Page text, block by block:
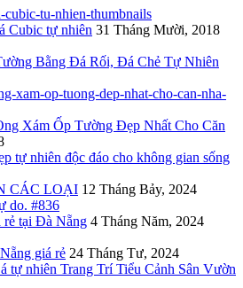
Cubic tự nhiên 31 Tháng Mười, 2018
Bằng Đá Rối, Đá Chẻ Tự Nhiên
Xám Ốp Tường Đẹp Nhất Cho Căn
tự nhiên độc đáo cho không gian sống
CÁC LOẠI 12 Tháng Bảy, 2024
rẻ tại Đà Nẵng 4 Tháng Năm, 2024
giá rẻ 24 Tháng Tư, 2024
tự nhiên Trang Trí Tiểu Cảnh Sân Vườn